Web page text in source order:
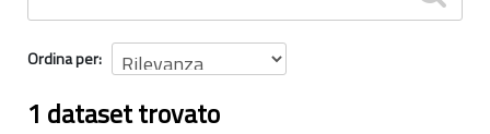
Ordina per
1 dataset trovato